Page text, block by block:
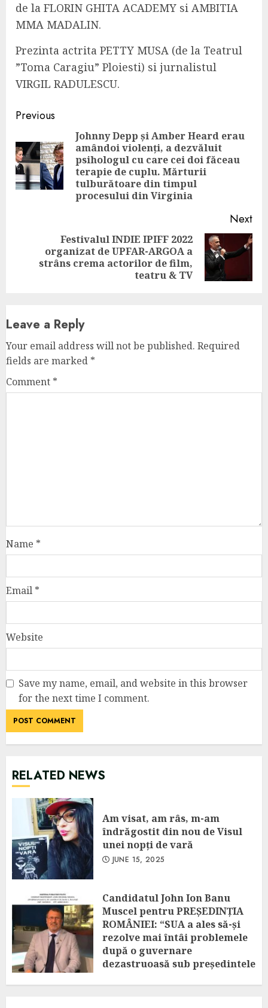
de la FLORIN GHITA ACADEMY si AMBITIA
MMA MADALIN.
Prezinta actrita PETTY MUSA (de la Teatrul
”Toma Caragiu” Ploiesti) si jurnalistul
VIRGIL RADULESCU.
Continue
Reading
Previous
Johnny Depp și Amber Heard erau
amândoi violenți, a dezvăluit
psihologul cu care cei doi făceau
terapie de cuplu. Mărturii
tulburătoare din timpul
procesului din Virginia
Next
post:
Festivalul INDIE IPIFF 2022
organizat de UPFAR-ARGOA a
strâns crema actorilor de film,
teatru & TV
Leave a Reply
Your email address will not be published. Required
fields are marked *
Comment *
Name *
Email *
Website
Save my name, email, and website in this browser
for the next time I comment.
RELATED NEWS
Am visat, am râs, m-am
îndrăgostit din nou de Visul
unei nopți de vară
JUNE 15, 2025
Candidatul John Ion Banu
Muscel pentru PREȘEDINȚIA
ROMÂNIEI: “SUA a ales să-și
rezolve mai întâi problemele
după o guvernare
dezastruoasă sub președintele